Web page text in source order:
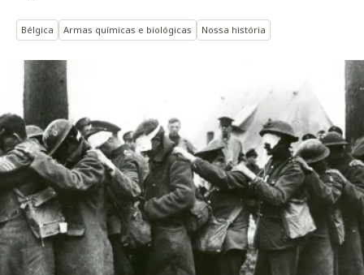
Bélgica Armas químicas e biológicas Nossa história